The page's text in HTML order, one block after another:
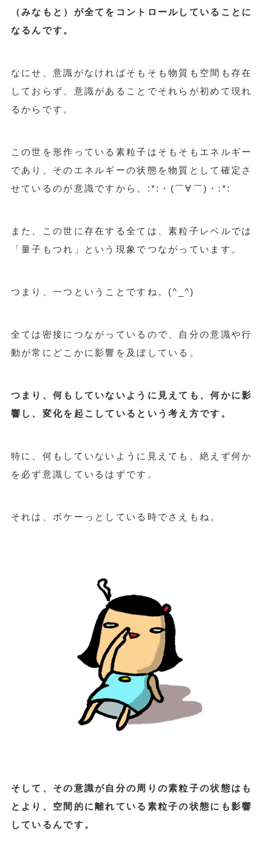
（みなもと）が全てをコントロールしていることに
なるんです。
なにせ、意識がなければそもそも物質も空間も存在
しておらず、意識があることでそれらが初めて現れ
るからです。
この世を形作っている素粒子はそもそもエネルギー
であり、そのエネルギーの状態を物質として確定さ
せているのが意識ですから。:*:・(￣∀￣)・:*:
また、この世に存在する全ては、素粒子レベルでは
「量子もつれ」という現象でつながっています。
つまり、一つということですね。(^_^)
全ては密接につながっているので、自分の意識や行
動が常にどこかに影響を及ぼしている。
つまり、何もしていないように見えても、何かに影
響し、変化を起こしているという考え方です。
特に、何もしていないように見えても、絶えず何か
を必ず意識しているはずです。
それは、ボケーっとしている時でさえもね。
そして、その意識が自分の周りの素粒子の状態はも
とより、空間的に離れている素粒子の状態にも影響
しているんです。